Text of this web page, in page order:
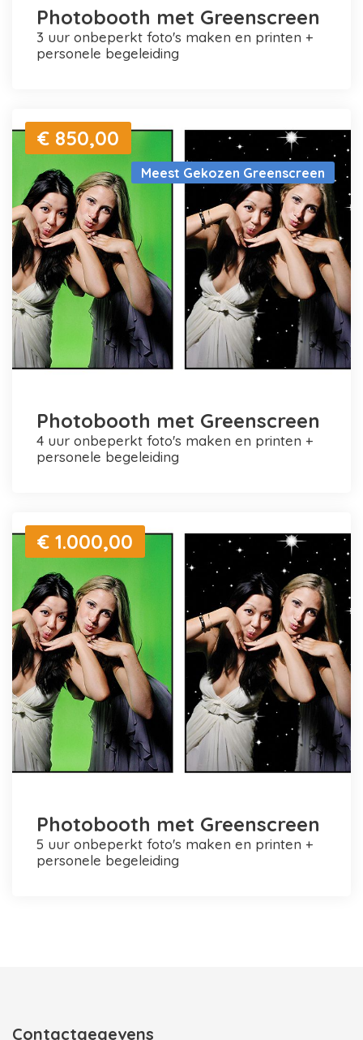
Photobooth met Greenscreen
3 uur onbeperkt foto's maken en printen +
personele begeleiding
Meest Gekozen Greenscreen
€ 850,00
Photobooth met Greenscreen
4 uur onbeperkt foto's maken en printen +
personele begeleiding
€ 1.000,00
Photobooth met Greenscreen
5 uur onbeperkt foto's maken en printen +
personele begeleiding
Contactgegevens